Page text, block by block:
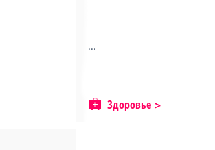
...
Здоровье